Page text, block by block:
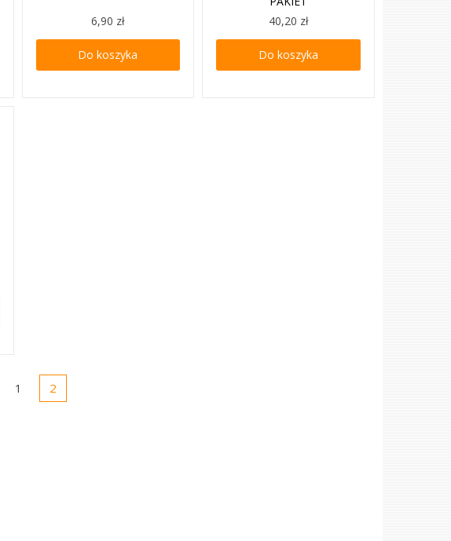
6,90 zł
Do koszyka
40,20 zł
Do koszyka
1 2